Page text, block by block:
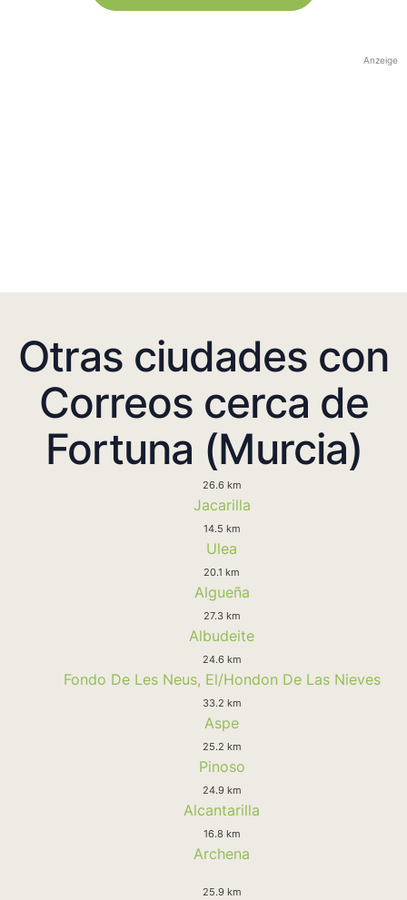
Anzeige
Otras ciudades con
Correos cerca de
Fortuna (Murcia)
26.6 km
Jacarilla
14.5 km
Ulea
20.1 km
Algueña
27.3 km
Albudeite
24.6 km
Fondo De Les Neus, El/Hondon De Las Nieves
33.2 km
Aspe
25.2 km
Pinoso
24.9 km
Alcantarilla
16.8 km
Archena
25.9 km